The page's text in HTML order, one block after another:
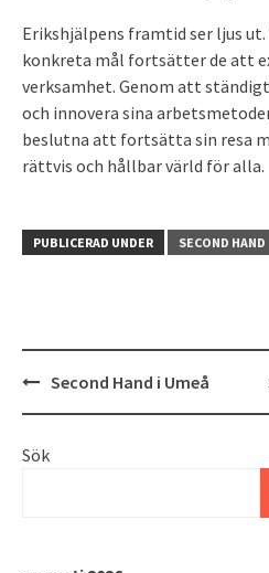
Erikshjälpens framtid ser ljus
konkreta mål fortsätter de att
verksamhet. Genom att
och innovera sina
beslutna att fortsätta sin resa
rättvis och hållbar värld för alla.
PUBLICERAD UNDER SECOND HAND
Inläggsnavigering
Second Hand i Umeå
Sök